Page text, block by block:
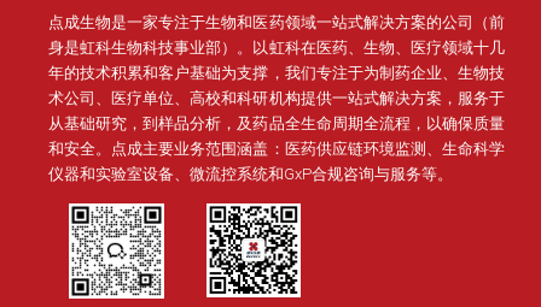
点成生物是一家专注于生物和医药领域一站式解决方案的公司（前
身是虹科生物科技事业部）。 以虹科在医药、生物、医疗领域十几
年的技术积累和客户基础为支撑，我们专注于为制药企业、生物技
术公司、医疗单位、高校和科研机构提供一站式解决方案，服务于
从基础研究，到样品分析，及药品全生命周期全流程，以确保质量
和安全。点成主要业务范围涵盖：医药供应链环境监测、生命科学
仪器和实验室设备、微流控系统和GxP合规咨询与服务等。